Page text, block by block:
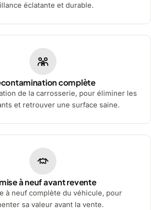
éclatante et durable.
complète
de la carrosserie, pour éliminer les
et retrouver une surface saine.
à neuf avant revente
à neuf complète du véhicule, pour
sa valeur avant la vente.